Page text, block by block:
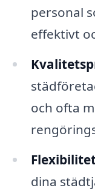
personal
effektivt
och ofta
dina